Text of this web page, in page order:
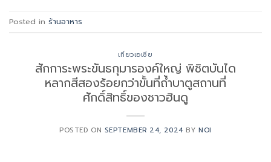
Posted in ร้านอาหาร
เที่ยวเอเซีย
สักการะพระขันธกุมารองค์ใหญ่ พิชิตบันได
หลากสีสองร้อยกว่าขั้นที่ถ้ำบาตูสถานที่
ศักดิ์สิทธิ์ของชาวฮินดู
POSTED ON SEPTEMBER 24, 2024 BYNOI